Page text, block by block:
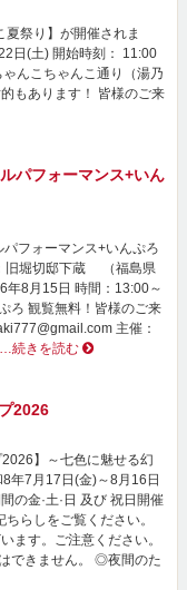
夏祭り】が開催されま
日(土) 開始時刻： 11:00
んこちゃんこ通り（湯乃
もあります！ 皆様のご来
パフォーマンス+いん
フォーマンス+いんぷろ
旧堀切邸下蔵 （福島県
年8月15日 時間：13:00～
観覧無料！皆様のご来
主催：
きを読む
2026
2026】～七色に魅せる幻
年7月17日(金)～8月16日
·日 及び 祝日開催
らしをご覧ください。
ます。ご注意ください。
できません。 ◎夜間のた